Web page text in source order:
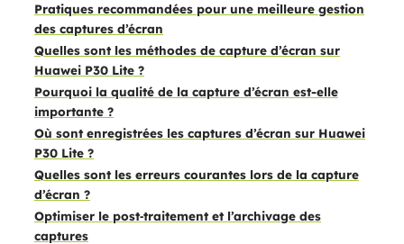
Pratiques recommandées pour une meilleure gestion
des captures d’écran
Quelles sont les méthodes de capture d’écran sur
Huawei P30 Lite ?
Pourquoi la qualité de la capture d’écran est-elle
importante ?
Où sont enregistrées les captures d’écran sur Huawei
P30 Lite ?
Quelles sont les erreurs courantes lors de la capture
d’écran ?
Optimiser le post‑traitement et l’archivage des
captures